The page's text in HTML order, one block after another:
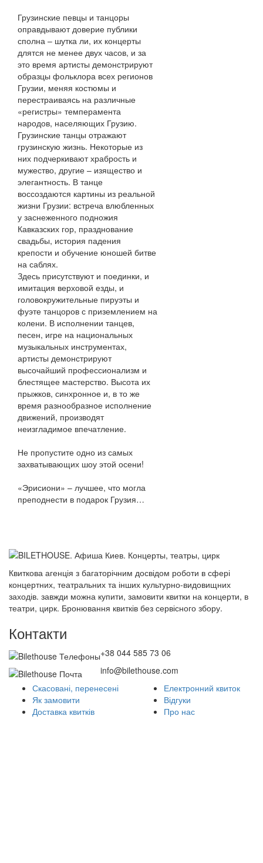
Грузинские певцы и танцоры
оправдывают доверие публики
сполна – шутка ли, их концерты
длятся не менее двух часов, и за
это время артисты демонстрируют
образцы фольклора всех регионов
Грузии, меняя костюмы и
перестраиваясь на различные
«регистры» темперамента
народов, населяющих Грузию.
Грузинские танцы отражают
грузинскую жизнь. Некоторые из
них подчеркивают храбрость и
мужество, другие – изящество и
элегантность. В танце
воссоздаются картины из реальной
жизни Грузии: встреча влюбленных
у заснеженного подножия
Кавказских гор, празднование
свадьбы, история падения
крепости и обучение юношей битве
на саблях.
Здесь присутствуют и поединки, и
имитация верховой езды, и
головокружительные пируэты и
фуэте танцоров с приземлением на
колени. В исполнении танцев,
песен, игре на национальных
музыкальных инструментах,
артисты демонстрируют
высочайший профессионализм и
блестящее мастерство. Высота их
прыжков, синхронное и, в то же
время разнообразное исполнение
движений, производят
неизгладимое впечатление.
Не пропустите одно из самых
захватывающих шоу этой осени!
«Эрисиони» – лучшее, что могла
преподнести в подарок Грузия…
Квиткова агенція з багаторічним досвідом роботи в сфері
концертних, театральних та інших культурно-видовищних
заходів. завжди можна купити, замовити квитки на концерти, в
театри, цирк. Бронювання квитків без сервісного збору.
Контакти
+38 044 585 73 06
info@bilethouse.com
Скасовані, перенесені
Як замовити
Доставка квитків
Електронний квиток
Відгуки
Про нас